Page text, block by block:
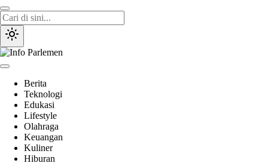
Lewati
ke
konten
Berita
Teknologi
Edukasi
Lifestyle
Olahraga
Keuangan
Kuliner
Hiburan